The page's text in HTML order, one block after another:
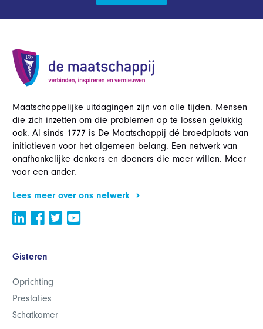
Maatschappelijke uitdagingen zijn van alle tijden. Mensen
die zich inzetten om die problemen op te lossen gelukkig
ook. Al sinds 1777 is De Maatschappij dé broedplaats van
initiatieven voor het algemeen belang. Een netwerk van
onafhankelijke denkers en doeners die meer willen. Meer
voor een ander.
Lees meer over ons netwerk
Gisteren
Oprichting
Prestaties
Schatkamer